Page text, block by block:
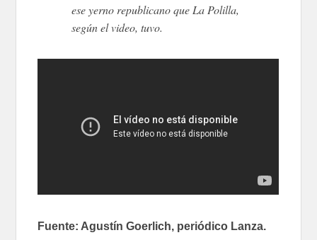
ese yerno republicano que La Polilla,
según el video, tuvo.
Fuente: Agustín Goerlich, periódico Lanza.